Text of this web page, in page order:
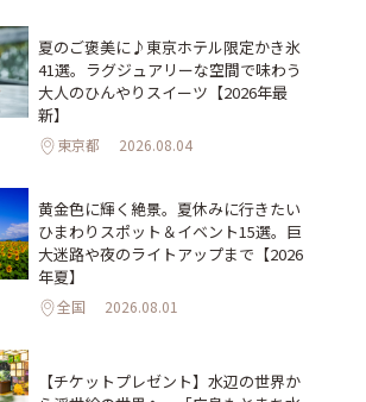
夏のご褒美に♪東京ホテル限定かき氷
41選。ラグジュアリーな空間で味わう
大人のひんやりスイーツ【2026年最
新】
東京都 2026.08.04
黄金色に輝く絶景。夏休みに行きたい
ひまわりスポット＆イベント15選。巨
大迷路や夜のライトアップまで【2026
年夏】
全国 2026.08.01
【チケットプレゼント】水辺の世界か